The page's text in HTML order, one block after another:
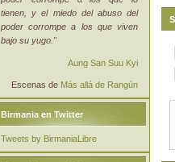
tienen, y el miedo del abuso del
poder corrompe a los que viven
bajo su yugo."
Aung San Suu Kyi
Escenas de Más allá de Rangún
Birmania en Twitter
Tweets by BirmaniaLibre